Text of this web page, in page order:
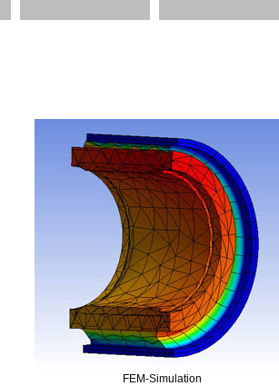
FEM-Simulation